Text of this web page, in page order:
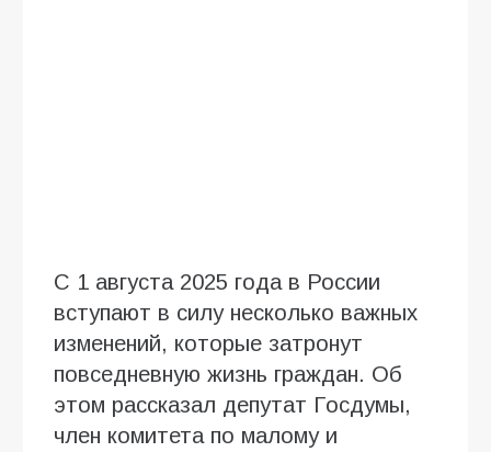
С 1 августа 2025 года в России
вступают в силу несколько важных
изменений, которые затронут
повседневную жизнь граждан. Об
этом рассказал депутат Госдумы,
член комитета по малому и